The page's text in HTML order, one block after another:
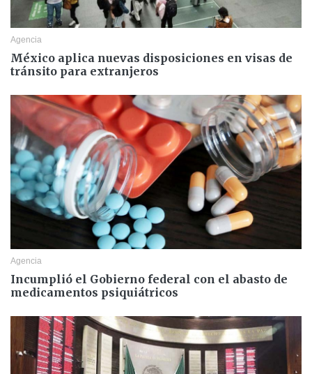
Agencia
México aplica nuevas disposiciones en visas de
tránsito para extranjeros
Agencia
Incumplió el Gobierno federal con el abasto de
medicamentos psiquiátricos